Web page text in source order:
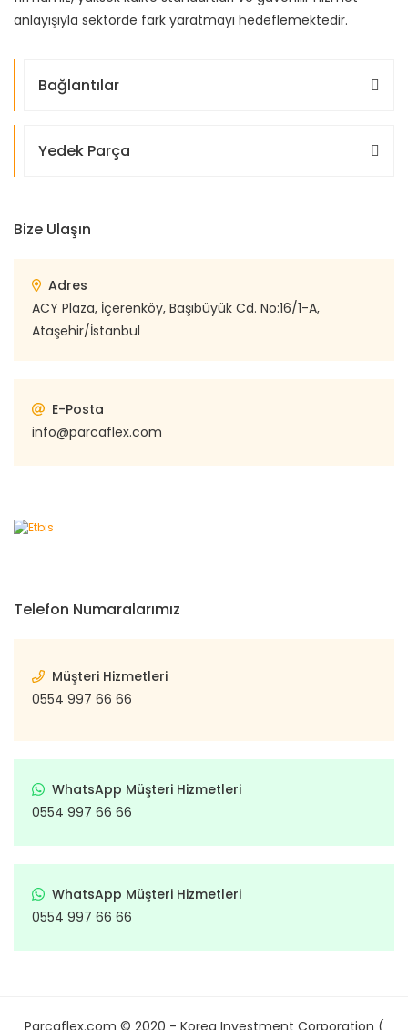
anlayışıyla sektörde fark yaratmayı hedeflemektedir.
Bağlantılar
Yedek Parça
Bize Ulaşın
Adres
ACY Plaza, İçerenköy, Başıbüyük Cd. No:16/1-A,
Ataşehir/İstanbul
E-Posta
info@parcaflex.com
Telefon Numaralarımız
Müşteri Hizmetleri
0554 997 66 66
WhatsApp Müşteri Hizmetleri
0554 997 66 66
WhatsApp Müşteri Hizmetleri
0554 997 66 66
Parcaflex.com © 2020 - Korea Investment Corporation (